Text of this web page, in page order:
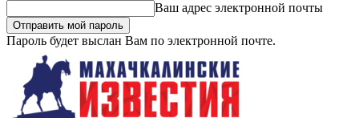
Ваш адрес электронной почты
Пароль будет выслан Вам по электронной почте.